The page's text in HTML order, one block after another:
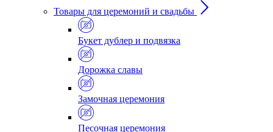
Товары для церемоний и свадьбы
Букет дублер и подвязка
Дорожка славы
Замочная церемония
Песочная церемония